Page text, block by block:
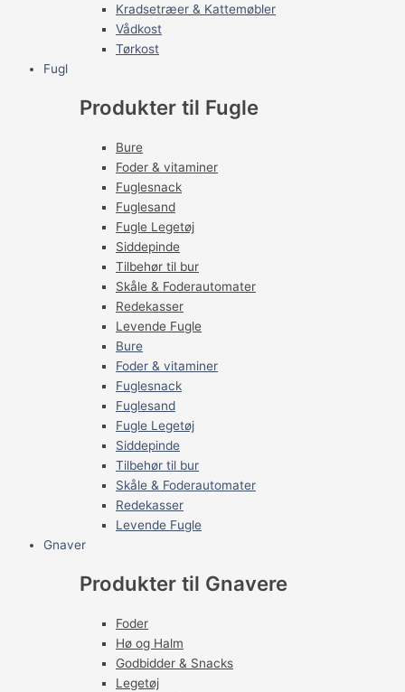
Kradsetræer & Kattemøbler
Vådkost
Tørkost
Fugl
Produkter til Fugle
Bure
Foder & vitaminer
Fuglesnack
Fuglesand
Fugle Legetøj
Siddepinde
Tilbehør til bur
Skåle & Foderautomater
Redekasser
Levende Fugle
Bure
Foder & vitaminer
Fuglesnack
Fuglesand
Fugle Legetøj
Siddepinde
Tilbehør til bur
Skåle & Foderautomater
Redekasser
Levende Fugle
Gnaver
Produkter til Gnavere
Foder
Hø og Halm
Godbidder & Snacks
Legetøj